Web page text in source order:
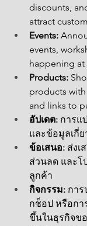
discounts,
attract
Events:
events,
happening at
Products:
products
and links to
อัปเดต: การแ
และข้อมูลเกี่
ข้อเสนอ: ส่งเ
ส่วนลด และโ
ลูกค้า
กิจกรรม: การ
กช็อป หรือกา
ขึ้นในธุรกิจข